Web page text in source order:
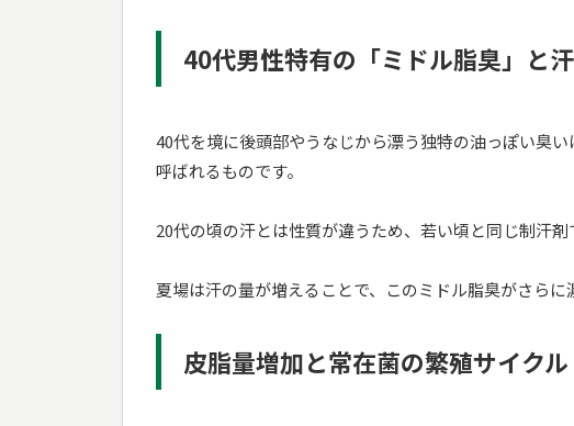
40代男性特有の「ミドル脂臭」と
40代を境に後頭部やうなじから漂う独特の油っぽい臭
呼ばれるものです。
20代の頃の汗とは性質が違うため、若い頃と同じ制汗剤
夏場は汗の量が増えることで、このミドル脂臭がさらに
皮脂量増加と常在菌の繁殖サイクル